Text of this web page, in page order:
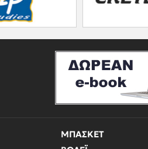
ΜΠΑΣΚΕΤ